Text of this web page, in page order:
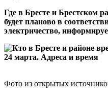
Где в Бресте и Брестском
будет планово в
электричество,
Фото из открытых